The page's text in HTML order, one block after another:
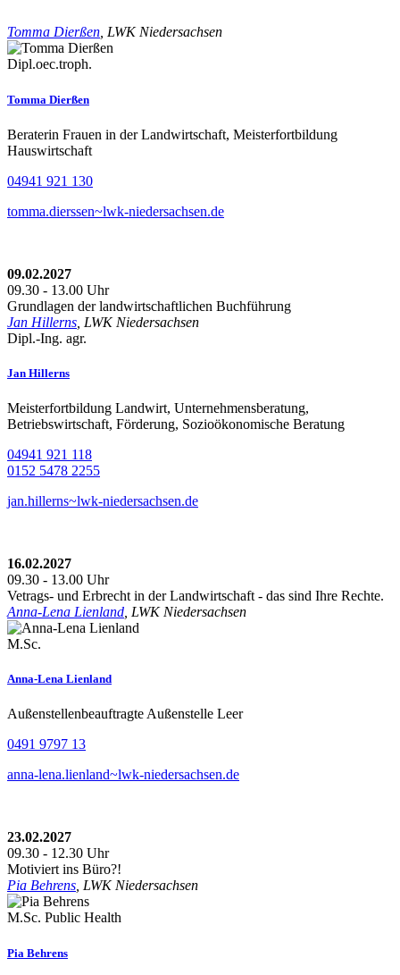
Tomma Dierßen, LWK Niedersachsen
Dipl.oec.troph.
Tomma Dierßen
Beraterin Frauen in der Landwirtschaft, Meisterfortbildung
Hauswirtschaft
04941 921 130
tomma.dierssen~lwk-niedersachsen.de
09.02.2027
09.30 - 13.00 Uhr
Grundlagen der landwirtschaftlichen Buchführung
Jan Hillerns , LWK Niedersachsen
Dipl.-Ing. agr.
Jan Hillerns
Meisterfortbildung Landwirt, Unternehmensberatung,
Betriebswirtschaft, Förderung, Sozioökonomische Beratung
04941 921 118
0152 5478 2255
jan.hillerns~lwk-niedersachsen.de
16.02.2027
09.30 - 13.00 Uhr
Vetrags- und Erbrecht in der Landwirtschaft - das sind Ihre Rechte.
Anna-Lena Lienland , LWK Niedersachsen
M.Sc.
Anna-Lena Lienland
Außenstellenbeauftragte Außenstelle Leer
0491 9797 13
anna-lena.lienland~lwk-niedersachsen.de
23.02.2027
09.30 - 12.30 Uhr
Motiviert ins Büro?!
Pia Behrens, LWK Niedersachsen
M.Sc. Public Health
Pia Behrens